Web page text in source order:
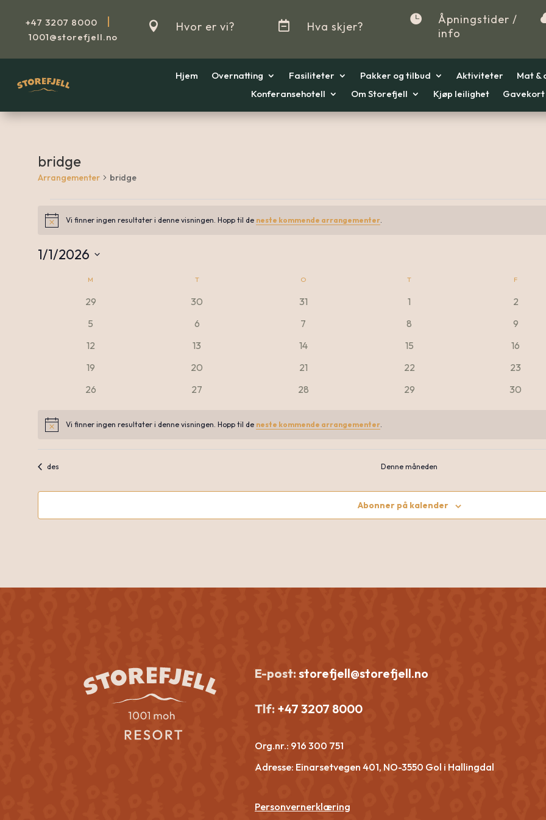
+47 3207 8000
1001@storefjell.no
 Hvor er vi?  Hva skjer?

Åpningstider /
info
Hjem Overnatting Fasiliteter Pakker og tilbud Aktiviteter Mat &
Konferansehotell
Om Storefjell Kjøp leilighet Gavekort
bridge
Arrangementer bridge
Arrangementer
Notice Vi finner ingen resultater i denne visningen. Hopp til de neste kommende arrangementer.
1/1/2026
Kalender
Arrangementer
M TTIRSDAG O T F
0
29
0
30
0
31
01
0
2
0
5
0
6
0
7
0
8
0
9
0
12
0
13
0
14
0
15
0
16
0
19
0
20
0
21
0
22
0
23
0
26
0
27
0
28
0
29
0
30
Notice Vi finner ingen resultater i denne visningen. Hopp til de neste kommende arrangementer.
des Denne måneden
Abonner på kalender
E-post: storefjell@storefjell.no
Tlf: +47 3207 8000
Org.nr.: 916 300 751
Adresse: Einarsetvegen 401, NO-3550 Gol i Hallingdal
Personvernerklæring